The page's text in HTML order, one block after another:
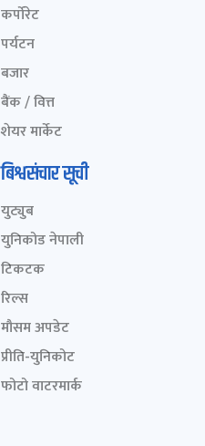
कर्पोरेट
पर्यटन
बजार
बैंक / वित्त
शेयर मार्केट
बिश्वसंचार सूची
युट्युब
युनिकोड नेपाली
टिकटक
रिल्स
मौसम अपडेट
प्रीति-युनिकोट
फोटो वाटरमार्क